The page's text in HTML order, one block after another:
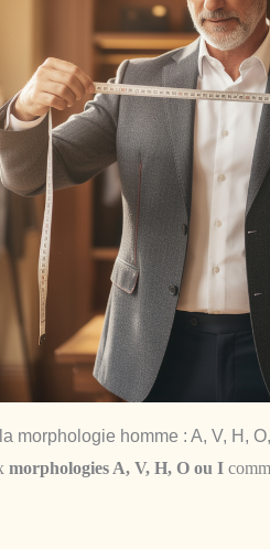
morphologie homme : A, V, H, O, I
morphologies A, V, H, O ou I